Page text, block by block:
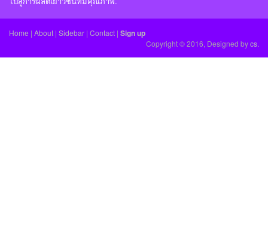
Home | About | Sidebar | Contact | Sign up
Copyright © 2016, Designed bycs.